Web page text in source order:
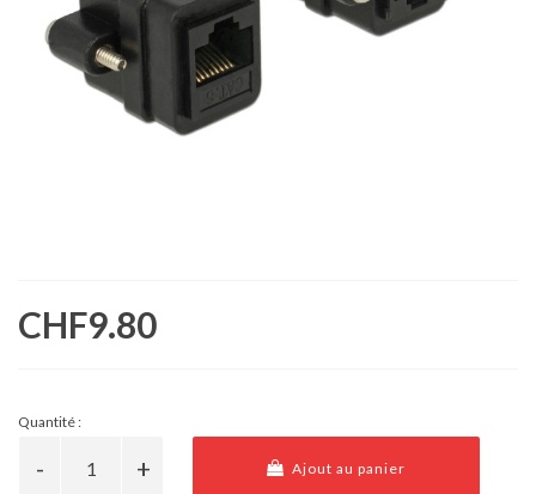
CHF9.80
Quantité :
Ajout au panier